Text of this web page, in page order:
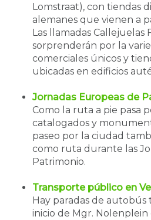
Lomstraat), con tiendas
alemanes que vienen a
Las llamadas Callejuelas
sorprenderán por la
comerciales únicos y
ubicadas en edificios
Jornadas Europeas de
Como la ruta a pie pasa
catalogados y
paseo por la ciudad
como ruta durante las
Patrimonio.
Transporte público en
Hay paradas de
inicio de Mgr. Nolenplein